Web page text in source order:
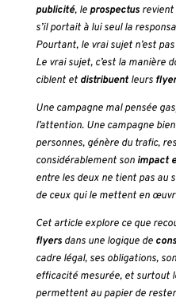
publicité, leprospectusrevient
s’il portait à lui seul la
Pourtant, le vrai sujet n’est
Le vrai sujet, c’est la manière
ciblent et distribuentleurs
Une campagne mal pensée
l’attention. Une campagne
personnes, génère du trafic,
considérablement son impact
entre les deux ne tient pas au
de ceux qui le mettent en
Cet article explore ce que
flyersdans une logique de
cadre légal, ses obligations, son
efficacité mesurée, et surtout
permettent au papier de